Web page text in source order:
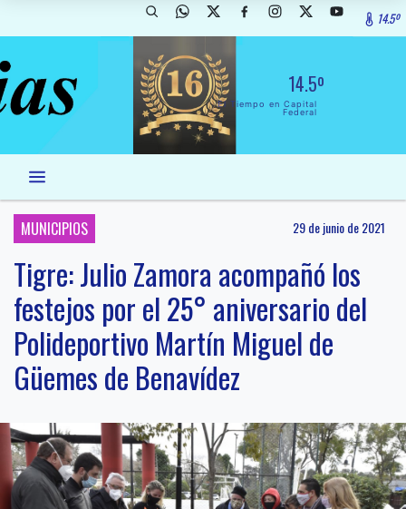
14.5º
14.5º
El Tiempo en Capital
Federal
MUNICIPIOS 29 de junio de 2021
Tigre: Julio Zamora acompañó los
festejos por el 25° aniversario del
Polideportivo Martín Miguel de
Güemes de Benavídez